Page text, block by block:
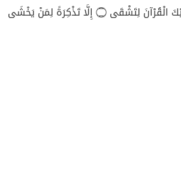
(( طه ۝ مَا أَنْزَلْنَا عَلَيْكَ الْقُرْآنَ لِتَشْقَى ۝ إِلَّا تَذْكِرَةً لِمَنْ يَخْشَى